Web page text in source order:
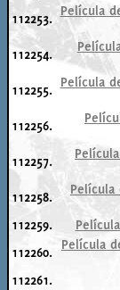
112253. Película
112254.
112255. Película
112256.
112257.
112258.
Película
112259.
112260.
Película
112261.